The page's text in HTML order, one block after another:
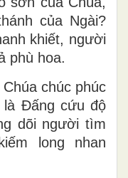
của Ngài?
khiết, người
phù hoa.
chúc phúc
là Ðấng cứu độ
dõi người tìm
long nhan